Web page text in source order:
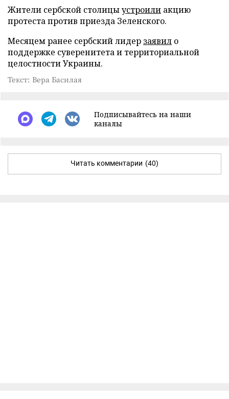
Жители сербской столицыустроили акцию
протеста против приезда Зеленского.
Месяцем ранее сербский лидер заявил о
поддержке суверенитета и территориальной
целостности Украины.
Текст: Вера Басилая
Подписывайтесь на наши
каналы
Читать комментарии (40)